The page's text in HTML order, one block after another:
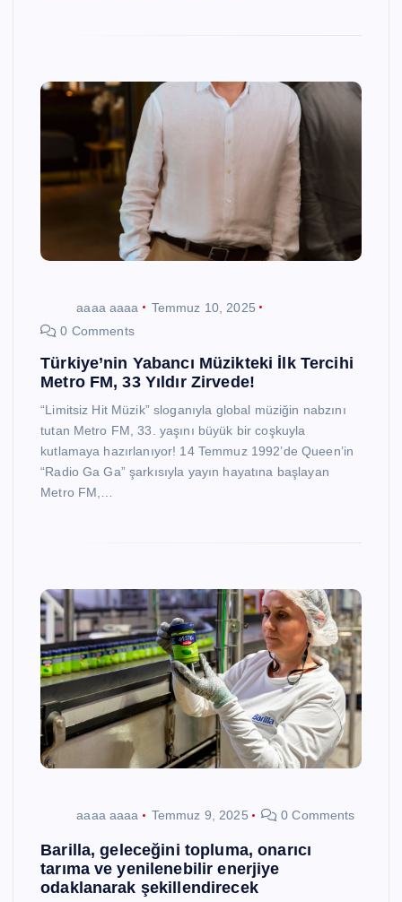
aaaa aaaa
Temmuz 10, 2025
0 Comments
Türkiye’nin Yabancı Müzikteki İlk Tercihi
Metro FM, 33 Yıldır Zirvede!
“Limitsiz Hit Müzik” sloganıyla global müziğin nabzını
tutan Metro FM, 33. yaşını büyük bir coşkuyla
kutlamaya hazırlanıyor! 14 Temmuz 1992’de Queen’in
“Radio Ga Ga” şarkısıyla yayın hayatına başlayan
Metro FM,…
aaaa aaaa Temmuz 9, 2025 0 Comments
Barilla, geleceğini topluma, onarıcı
tarıma ve yenilenebilir enerjiye
odaklanarak şekillendirecek